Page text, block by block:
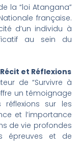
la “loi Atangana”
française.
d’un individu à
au sein du
et Réflexions
de “Survivre à
un témoignage
sur les
et l’importance
de vie profondes
épreuves et de